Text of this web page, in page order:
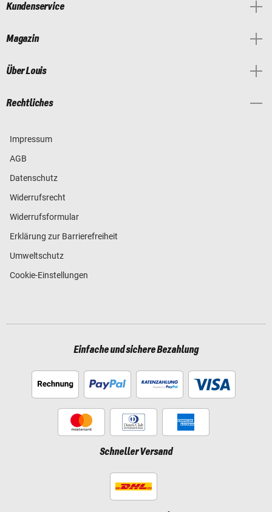
Kundenservice
Magazin
Über Louis
Rechtliches
Impressum
AGB
Datenschutz
Widerrufsrecht
Widerrufsformular
Erklärung zur Barrierefreiheit
Umweltschutz
Cookie-Einstellungen
Einfache und sichere Bezahlung
Schneller Versand